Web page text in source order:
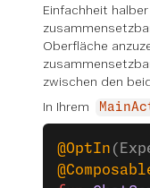
Einfachheit
Oberfläche
zwischen den
In Ihrem
@OptIn